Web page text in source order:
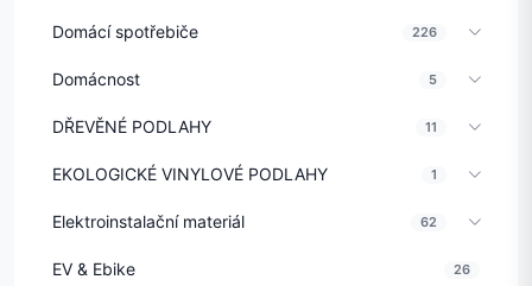
Domácí spotřebiče 226
Domácnost 5
DŘEVĚNÉ PODLAHY 11
EKOLOGICKÉ VINYLOVÉ PODLAHY 1
Elektroinstalační materiál 62
EV & Ebike 26